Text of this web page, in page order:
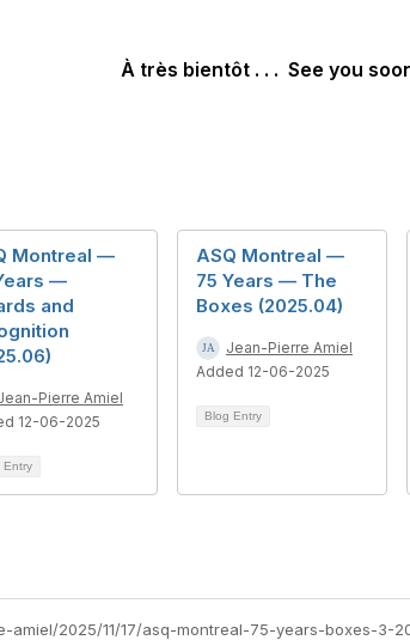
À très bientôt . . . See you
Montreal —
—
and
Pierre Amiel
12-06-2025
Entry
ASQ Montreal —
75 Years — The
Boxes (2025.04)
Jean-Pierre Amiel
Added 12-06-2025
Blog Entry
amiel/2025/11/17/asq-montreal-75-years-boxes-3-